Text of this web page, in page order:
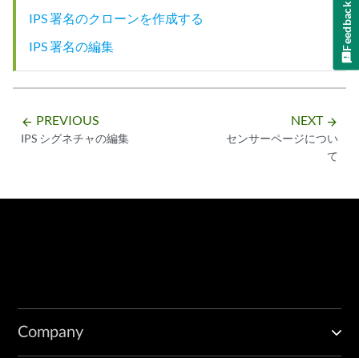
IPS 署名のクローンを作成する
IPS 署名の編集
arrow_backward PREVIOUS
IPS シグネチャの編集
NEXT arrow_forward
センサーページについ
て
Company
Feedback